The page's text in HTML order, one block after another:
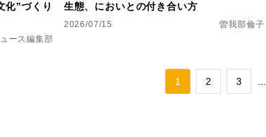
化”づくり
ース編集部
生態、においとの付き合い方
2026/07/15 曽我部倫子
1 2 3 ...